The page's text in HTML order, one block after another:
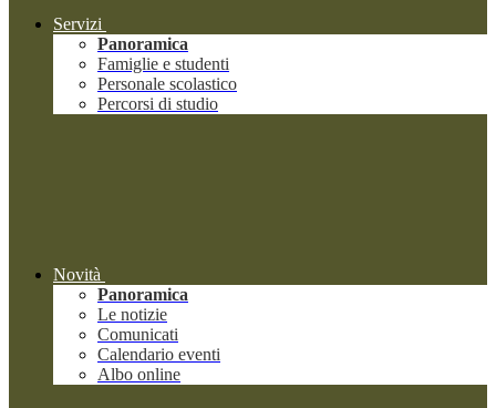
Servizi
Panoramica
Famiglie e studenti
Personale scolastico
Percorsi di studio
Novità
Panoramica
Le notizie
Comunicati
Calendario eventi
Albo online